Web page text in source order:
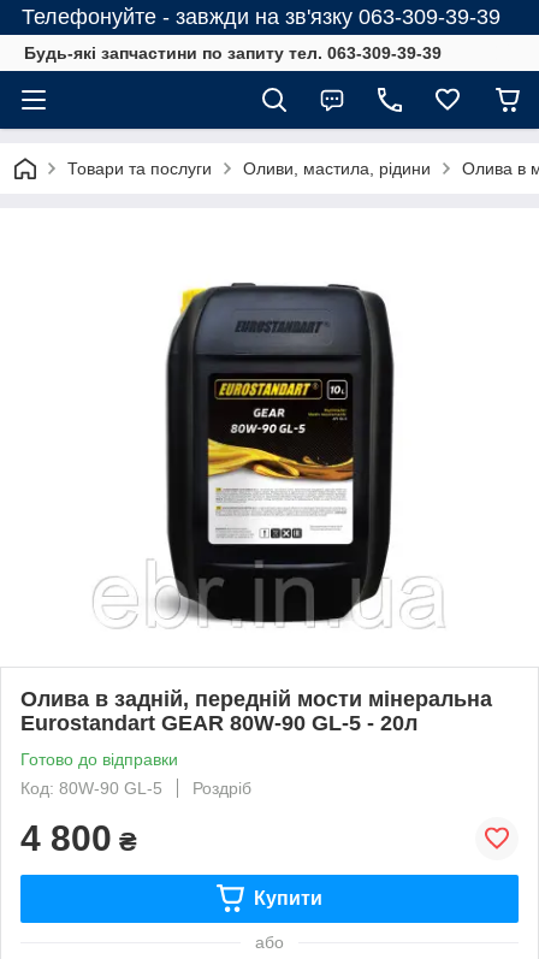
Телефонуйте - завжди на зв'язку 063-309-39-39
Будь-які запчастини по запиту тел. 063-309-39-39
Товари та послуги Оливи, мастила, рідини Олива в
Олива в задній, передній мости мінеральна
Eurostandart GEAR 80W-90 GL-5 - 20л
Готово до відправки
Код: 80W-90 GL-5
Роздріб
4 800 ₴
Купити
або